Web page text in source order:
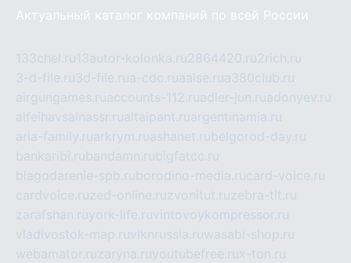
Актуальный каталог компаний по всей России
133chel.ru13autor-kolonka.ru2864420.ru2rich.ru
3-d-file.ru3d-file.rua-cdc.ruaalse.rua380club.ru
airgungames.ruaccounts-112.ruadler-jun.ruadonyev.ru
alfeihavsalnassr.rualtaipant.ruargentinamia.ru
aria-family.ruarkrym.ruashanet.rubelgorod-day.ru
bankaribi.rubandamn.rubigfatcc.ru
blagodarenie-spb.ruborodino-media.rucard-voice.ru
cardvoice.ruzed-online.ruzvonitut.ruzebra-tlt.ru
zarafshan.ruyork-life.ruvintovoykompressor.ru
vladivostok-map.ruvlknrussia.ruwasabi-shop.ru
webamator.ruzaryna.ruyoutubefree.rux-ton.ru